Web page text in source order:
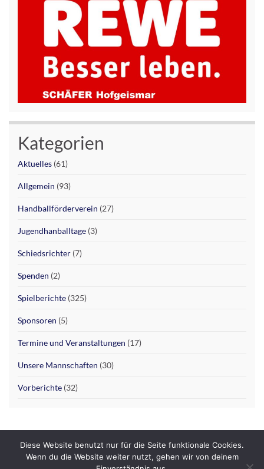
Kategorien
Aktuelles (61)
Allgemein (93)
Handballförderverein (27)
Jugendhanballtage (3)
Schiedsrichter (7)
Spenden (2)
Spielberichte (325)
Sponsoren (5)
Termine und Veranstaltungen (17)
Unsere Mannschaften (30)
Vorberichte (32)
Datenschutzerklärung Impressum
Diese Website benutzt nur für die Seite funktionale Cookies.
Wenn du die Website weiter nutzt, gehen wir von deinem